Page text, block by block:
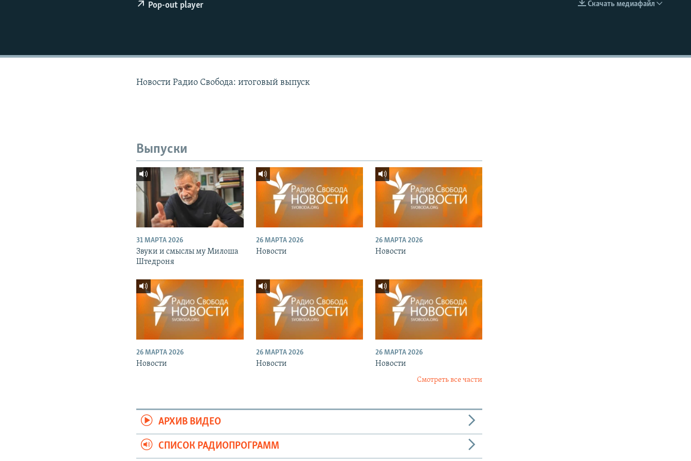
EMBED
Скачать медиафайл
Pop-out player
Новости Радио Свобода: итоговый выпуск
Выпуски
31 МАРТА 2026
Звуки и смыслы му Милоша
Штедроня
26 МАРТА 2026
Новости
26 МАРТА 2026
Новости
26 МАРТА 2026
Новости
26 МАРТА 2026
Новости
26 МАРТА 2026
Новости
Смотреть все части
АРХИВ ВИДЕО
СПИСОК РАДИОПРОГРАММ